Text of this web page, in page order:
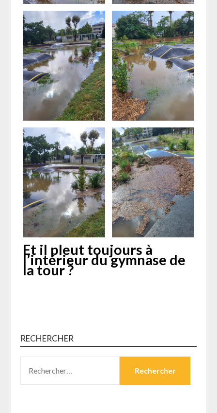
Et il pleut toujours à
l’intérieur du gymnase de
la tour ?
RECHERCHER